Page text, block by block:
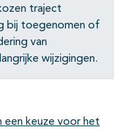
traject
bij toegenomen of
van
wijzigingen.
een keuze voor het